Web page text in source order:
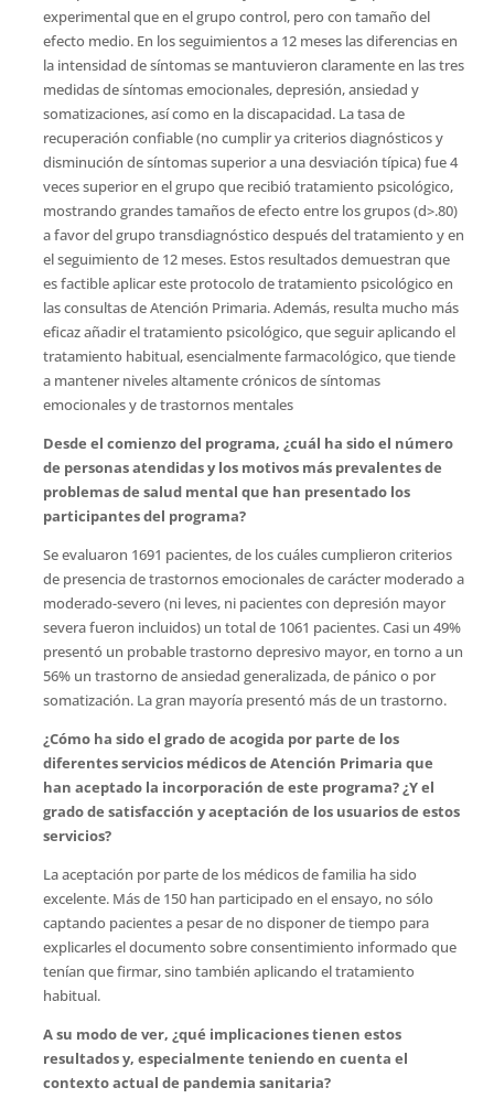
experimental que en el grupo control, pero con tamaño del
efecto medio. En los seguimientos a 12 meses las diferencias en
la intensidad de síntomas se mantuvieron claramente en las tres
medidas de síntomas emocionales, depresión, ansiedad y
somatizaciones, así como en la discapacidad. La tasa de
recuperación confiable (no cumplir ya criterios diagnósticos y
disminución de síntomas superior a una desviación típica) fue 4
veces superior en el grupo que recibió tratamiento psicológico,
mostrando grandes tamaños de efecto entre los grupos (d>.80)
a favor del grupo transdiagnóstico después del tratamiento y en
el seguimiento de 12 meses. Estos resultados demuestran que
es factible aplicar este protocolo de tratamiento psicológico en
las consultas de Atención Primaria. Además, resulta mucho más
eficaz añadir el tratamiento psicológico, que seguir aplicando el
tratamiento habitual, esencialmente farmacológico, que tiende
a mantener niveles altamente crónicos de síntomas
emocionales y de trastornos mentales
Desde el comienzo del programa, ¿cuál ha sido el número
de personas atendidas y los motivos más prevalentes de
problemas de salud mental que han presentado los
participantes del programa?
Se evaluaron 1691 pacientes, de los cuáles cumplieron criterios
de presencia de trastornos emocionales de carácter moderado a
moderado-severo (ni leves, ni pacientes con depresión mayor
severa fueron incluidos) un total de 1061 pacientes. Casi un 49%
presentó un probable trastorno depresivo mayor, en torno a un
56% un trastorno de ansiedad generalizada, de pánico o por
somatización. La gran mayoría presentó más de un trastorno.
¿Cómo ha sido el grado de acogida por parte de los
diferentes servicios médicos de Atención Primaria que
han aceptado la incorporación de este programa? ¿Y el
grado de satisfacción y aceptación de los usuarios de estos
servicios?
La aceptación por parte de los médicos de familia ha sido
excelente. Más de 150 han participado en el ensayo, no sólo
captando pacientes a pesar de no disponer de tiempo para
explicarles el documento sobre consentimiento informado que
tenían que firmar, sino también aplicando el tratamiento
habitual.
A su modo de ver, ¿qué implicaciones tienen estos
resultados y, especialmente teniendo en cuenta el
contexto actual de pandemia sanitaria?